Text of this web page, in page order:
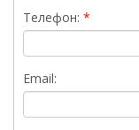
Телефон:
Email: